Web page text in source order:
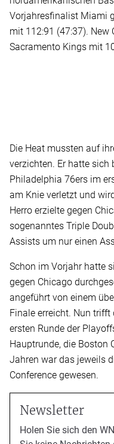
Vorjahresfinalist Miami
mit 112:91 (47:37). New
Sacramento Kings mit
Die Heat mussten auf
verzichten. Er hatte sich
Philadelphia 76ers im
am Knie verletzt und
Herro erzielte gegen
sogenanntes Triple
Assists um nur einen
Schon im Vorjahr hatte
gegen Chicago
angeführt von einem
Finale erreicht. Nun
ersten Runde der
Hauptrunde, die Boston
Jahren war das jeweils
Conference gewesen.
Newsletter
Holen Sie sich den